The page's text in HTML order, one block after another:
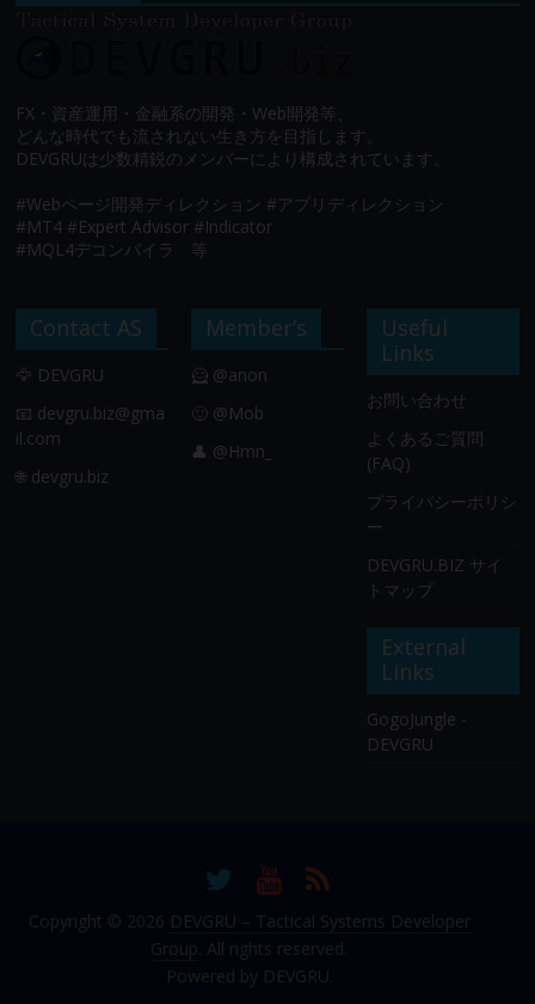
FX・資産運用・金融系の開発・Web開発等、
どんな時代でも流されない生き方を目指します。
DEVGRUは少数精鋭のメンバーにより構成されています。
#Webページ開発ディレクション #アプリディレクション
#MT4 #Expert Advisor #Indicator
#MQL4デコンパイラ 等
Contact AS
🦅 DEVGRU
📧 devgru.biz@gma
il.com
🌐 devgru.biz
Member’s
🦸 @anon
🙂 @Mob
👤 @Hmn_
Useful
Links
お問い合わせ
よくあるご質問
(FAQ)
プライバシーポリシ
ー
DEVGRU.BIZ サイ
トマップ
External
Links
GogoJungle -
DEVGRU
Copyright © 2026 DEVGRU – Tactical Systems Developer
Group . All rights reserved.
Powered by DEVGRU.